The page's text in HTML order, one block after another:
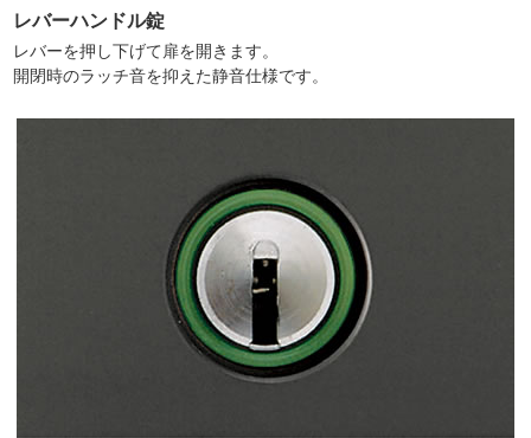
レバーハンドル錠
レバーを押し下げて扉を開きます。
開閉時のラッチ音を抑えた静音仕様です。